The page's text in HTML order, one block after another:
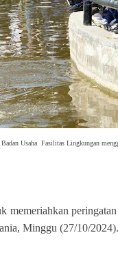
Usaha Fasilitas Lingkungan
memeriahkan
Minggu (27/10/2024).